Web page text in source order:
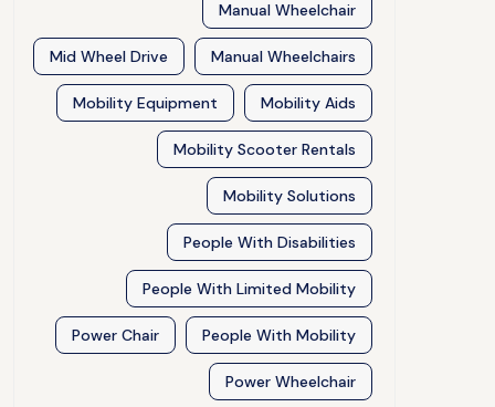
Manual Wheelchair
Manual Wheelchairs
Mid Wheel Drive
Mobility Aids
Mobility Equipment
Mobility Scooter Rentals
Mobility Solutions
People With Disabilities
People With Limited Mobility
People With Mobility
Power Chair
Power Wheelchair